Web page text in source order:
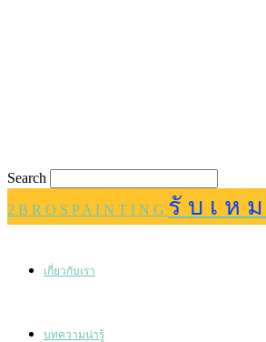
Search
2 B R O S P A I N T I N G รั บ เ ห
เกี่ยวกับเรา
บทความน่ารู้